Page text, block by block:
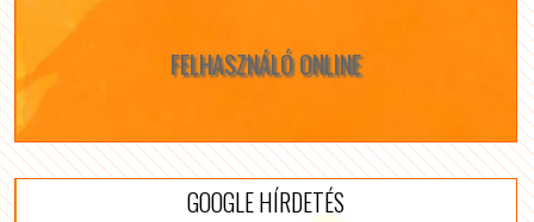
FELHASZNÁLÓ ONLINE
GOOGLE HÍRDETÉS